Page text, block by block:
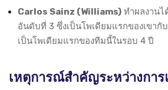
Carlos Sainz (Williams) ทำผลงานไ
อันดับที่ 3 ซึ่งเป็นโพเดียมแรกของเขากั
เป็นโพเดียมแรกของทีมนี้ในรอบ 4 ปี
เหตุการณ์สำคัญระหว่างกา